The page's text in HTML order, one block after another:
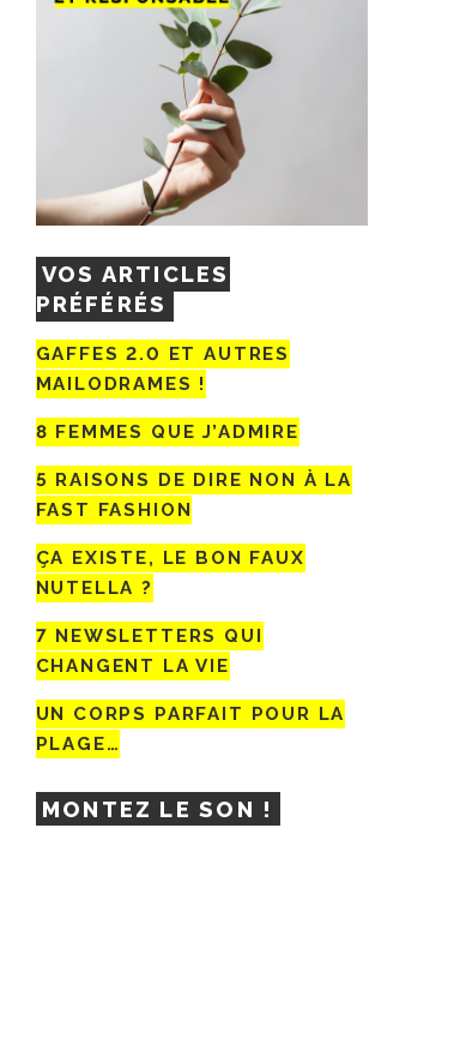
VOS ARTICLES
PRÉFÉRÉS
GAFFES 2.0 ET AUTRES
MAILODRAMES !
8 FEMMES QUE J’ADMIRE
5 RAISONS DE DIRE NON À LA
FAST FASHION
ÇA EXISTE, LE BON FAUX
NUTELLA ?
7 NEWSLETTERS QUI
CHANGENT LA VIE
UN CORPS PARFAIT POUR LA
PLAGE…
MONTEZ LE SON !